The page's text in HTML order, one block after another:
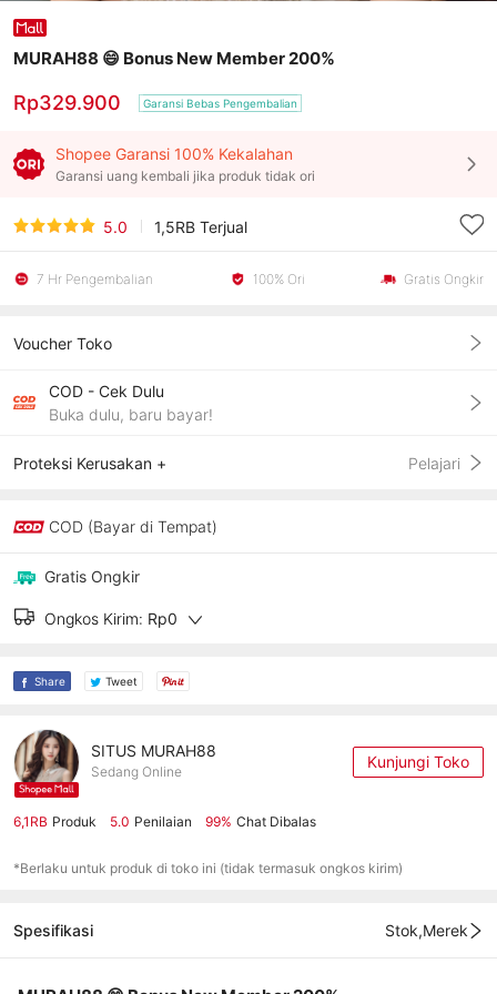
MURAH88 😄 Bonus New Member 200%
Rp329.900 Garansi Bebas Pengembalian
Shopee Garansi 100% Kekalahan
Garansi uang kembali jika produk tidak ori
5.0 1,5RB Terjual
7 Hr Pengembalian 100% Ori Gratis Ongkir
Voucher Toko
COD - Cek Dulu
Buka dulu, baru bayar!
Proteksi Kerusakan + Pelajari
COD (Bayar di Tempat)
Gratis Ongkir
Ongkos Kirim: Rp0
Share Tweet
SITUS MURAH88
Sedang Online Kunjungi Toko
6,1RB Produk 5.0 Penilaian 99% Chat Dibalas
*Berlaku untuk produk di toko ini (tidak termasuk ongkos kirim)
Spesifikasi Stok,Merek